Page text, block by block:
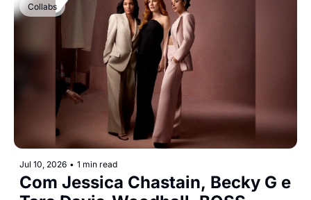
Collabs
Jul 10, 2026 • 1 min read
Com Jessica Chastain, Becky G e